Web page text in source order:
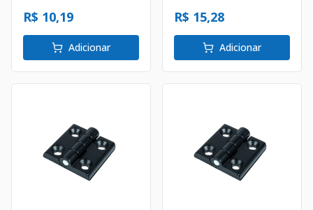
R$ 10,19
Adicionar
R$ 15,28
Adicionar